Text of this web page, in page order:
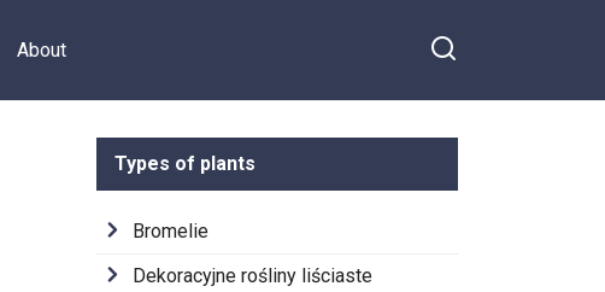
About
Types of plants
Bromelie
Dekoracyjne rośliny liściaste